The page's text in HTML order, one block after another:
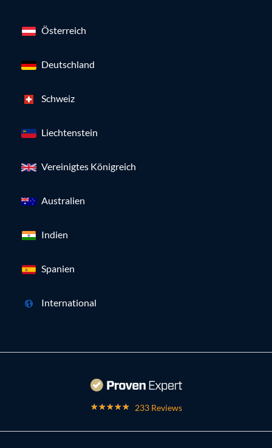
Österreich
Deutschland
Schweiz
Liechtenstein
Vereinigtes Königreich
Australien
Indien
Spanien
International
233 Reviews